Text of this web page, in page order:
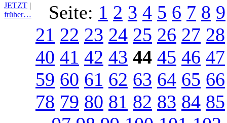
JETZT |
früher…
Seite: 1 2 3 4 5 6 7 8 9
21 22 23 24 25 26 27 28
40 41 42 43 44 45 46 47
59 60 61 62 63 64 65 66
78 79 80 81 82 83 84 85